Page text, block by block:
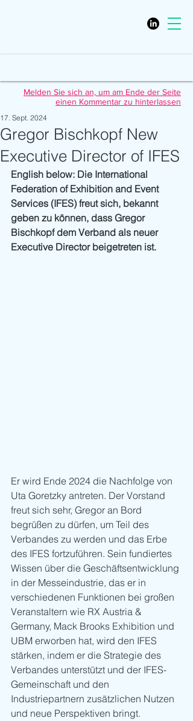
Melden Sie sich an, um am Ende der Seite
einen Kommentar zu hinterlassen
Gregor Bischkopf New
Executive Director of IFES
17. Sept. 2024
English below: Die International
Federation of Exhibition and Event
Services (IFES) freut sich, bekannt
geben zu können, dass Gregor
Bischkopf dem Verband als neuer
Executive Director beigetreten ist.
Er wird Ende 2024 die Nachfolge von
Uta Goretzky antreten. Der Vorstand
freut sich sehr, Gregor an Bord
begrüßen zu dürfen, um Teil des
Verbandes zu werden und das Erbe
des IFES fortzuführen. Sein fundiertes
Wissen über die Geschäftsentwicklung
in der Messeindustrie, das er in
verschiedenen Funktionen bei großen
Veranstaltern wie RX Austria &
Germany, Mack Brooks Exhibition und
UBM erworben hat, wird den IFES
stärken, indem er die Strategie des
Verbandes unterstützt und der IFES-
Gemeinschaft und den
Industriepartnern zusätzlichen Nutzen
und neue Perspektiven bringt.